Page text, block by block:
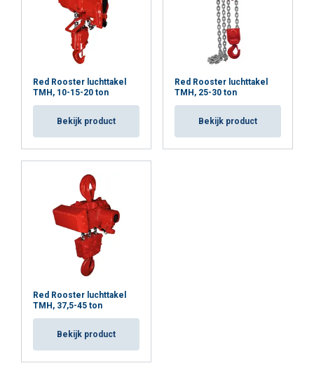
Red Rooster luchttakel
TMH, 10-15-20 ton
Bekijk product
Red Rooster luchttakel
TMH, 25-30 ton
Bekijk product
Red Rooster luchttakel
TMH, 37,5-45 ton
Bekijk product